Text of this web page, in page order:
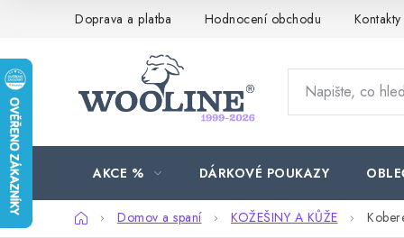
Doprava a platba Hodnocení obchodu Kontakty
AKCE % DÁRKOVÉ POUKAZY
DomůDomov a spaní KOŽEŠINY A KŮŽE